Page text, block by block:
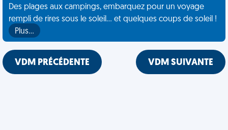
Des plages aux campings, embarquez pour un voyage
rempli de rires sous le soleil... et quelques coups de soleil !
Plus…
VDM PRÉCÉDENTE VDM SUIVANTE